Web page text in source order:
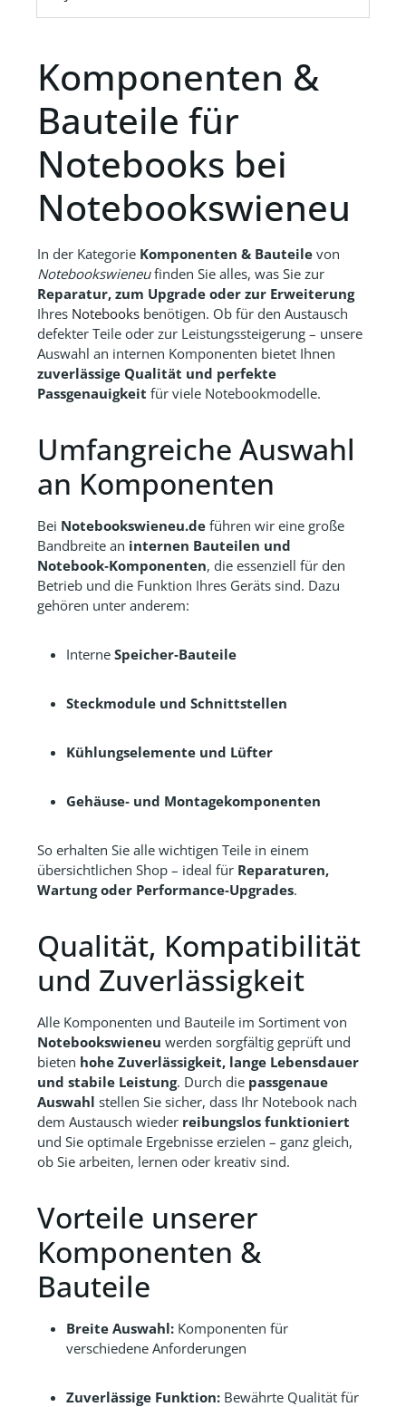
Komponenten &
Bauteile für
Notebooks bei
Notebookswieneu
In der Kategorie Komponenten & Bauteile von
Notebookswieneufinden Sie alles, was Sie zur
Reparatur, zum Upgrade oder zur Erweiterung
Ihres Notebooks benötigen. Ob für den Austausch
defekter Teile oder zur Leistungssteigerung – unsere
Auswahl an internen Komponenten bietet Ihnen
zuverlässige Qualität und perfekte
Passgenauigkeit für viele Notebookmodelle.
Umfangreiche Auswahl
an Komponenten
Bei Notebookswieneu.de führen wir eine große
Bandbreite an internen Bauteilen und
Notebook‑Komponenten, die essenziell für den
Betrieb und die Funktion Ihres Geräts sind. Dazu
gehören unter anderem:
Interne Speicher‑Bauteile
Steckmodule und Schnittstellen
Kühlungselemente und Lüfter
Gehäuse‑ und Montagekomponenten
So erhalten Sie alle wichtigen Teile in einem
übersichtlichen Shop – ideal für Reparaturen,
Wartung oder Performance‑Upgrades.
Qualität, Kompatibilität
und Zuverlässigkeit
Alle Komponenten und Bauteile im Sortiment von
Notebookswieneu werden sorgfältig geprüft und
bieten hohe Zuverlässigkeit, lange Lebensdauer
und stabile Leistung. Durch die passgenaue
Auswahl stellen Sie sicher, dass Ihr Notebook nach
dem Austausch wieder reibungslos funktioniert
und Sie optimale Ergebnisse erzielen – ganz gleich,
ob Sie arbeiten, lernen oder kreativ sind.
Vorteile unserer
Komponenten &
Bauteile
Breite Auswahl: Komponenten für
verschiedene Anforderungen
Zuverlässige Funktion: Bewährte Qualität für